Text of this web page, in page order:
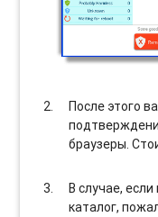
После этого
браузеры.
В случае,
каталог,